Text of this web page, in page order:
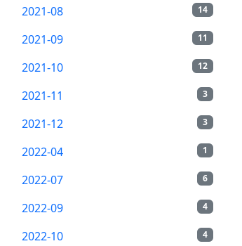
14
2021-08
11
2021-09
12
2021-10
3
2021-11
3
2021-12
1
2022-04
6
2022-07
4
2022-09
4
2022-10